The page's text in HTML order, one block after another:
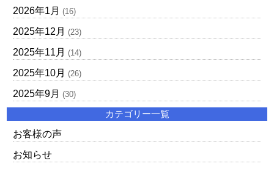
2026年1月 (16)
2025年12月 (23)
2025年11月 (14)
2025年10月 (26)
2025年9月 (30)
カテゴリー一覧
お客様の声
お知らせ